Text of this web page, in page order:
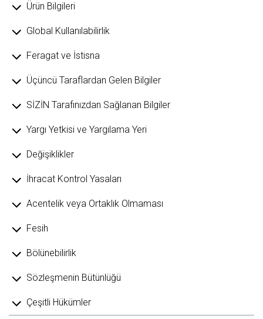
Ürün Bilgileri
Global Kullanılabilirlik
Feragat ve İstisna
Üçüncü Taraflardan Gelen Bilgiler
SİZİN Tarafınızdan Sağlanan Bilgiler
Yargı Yetkisi ve Yargılama Yeri
Değişiklikler
İhracat Kontrol Yasaları
Acentelik veya Ortaklık Olmaması
Fesih
Bölünebilirlik
Sözleşmenin Bütünlüğü
Çeşitli Hükümler